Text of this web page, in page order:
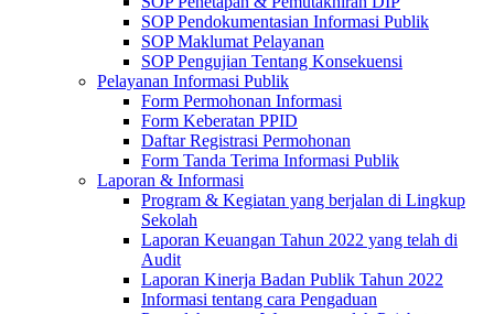
SOP Pendokumentasian Informasi Publik
SOP Maklumat Pelayanan
SOP Pengujian Tentang Konsekuensi
Pelayanan Informasi Publik
Form Permohonan Informasi
Form Keberatan PPID
Daftar Registrasi Permohonan
Form Tanda Terima Informasi Publik
Laporan & Informasi
Program & Kegiatan yang berjalan di Lingkup
Sekolah
Laporan Keuangan Tahun 2022 yang telah di
Audit
Laporan Kinerja Badan Publik Tahun 2022
Informasi tentang cara Pengaduan